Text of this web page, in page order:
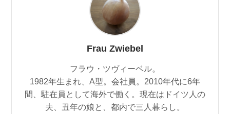
Frau Zwiebel
フラウ・ツヴィーベル。
1982年生まれ、A型。会社員。2010年代に6年
間、駐在員として海外で働く。現在はドイツ人の
夫、丑年の娘と、都内で三人暮らし。